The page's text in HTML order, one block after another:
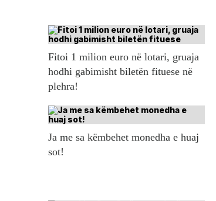
Fitoi 1 milion euro në lotari, gruaja
hodhi gabimisht biletën fituese në
plehra!
Ja me sa këmbehet monedha e huaj
sot!